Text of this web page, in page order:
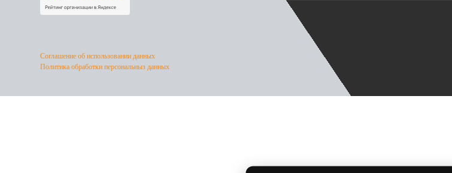
Соглашение об использовании данных
Политика обработки персональныз данных